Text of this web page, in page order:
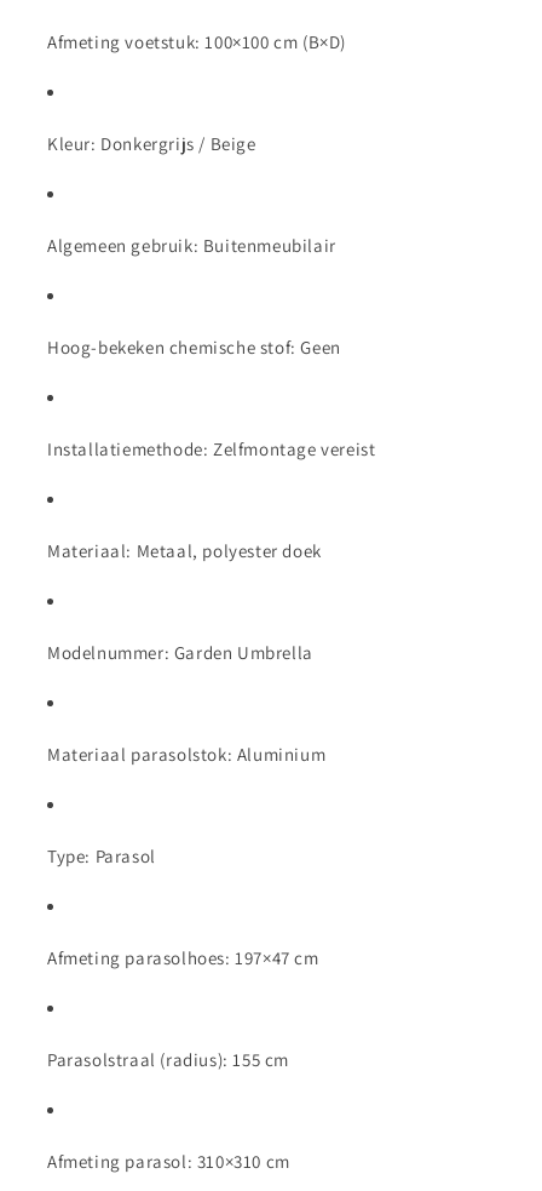
Afmeting voetstuk: 100×100 cm (B×D)
Kleur: Donkergrijs / Beige
Algemeen gebruik: Buitenmeubilair
Hoog-bekeken chemische stof: Geen
Installatiemethode: Zelfmontage vereist
Materiaal: Metaal, polyester doek
Modelnummer: Garden Umbrella
Materiaal parasolstok: Aluminium
Type: Parasol
Afmeting parasolhoes: 197×47 cm
Parasolstraal (radius): 155 cm
Afmeting parasol: 310×310 cm